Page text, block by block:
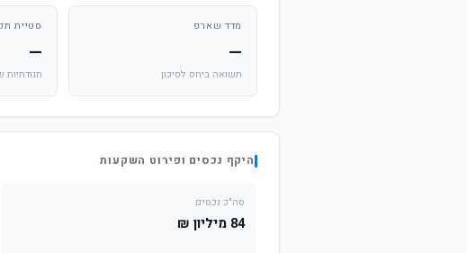
מדד שארפ
—
תשואה ביחס לסיכון
סטיית
—
תנודתיות
היקף נכסים ופירוט השקעות
סה"כ נכסים
84 מיליון ₪